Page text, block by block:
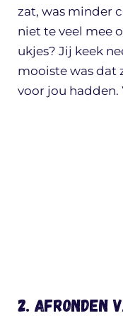
zat, was minder
niet te veel mee
ukjes? Jij keek
mooiste was dat
voor jou hadden.
2. Afronden